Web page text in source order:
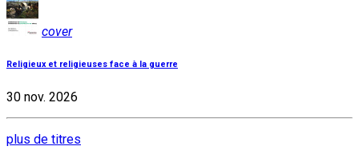
cover
Religieux et religieuses face à la guerre
30 nov. 2026
plus de titres